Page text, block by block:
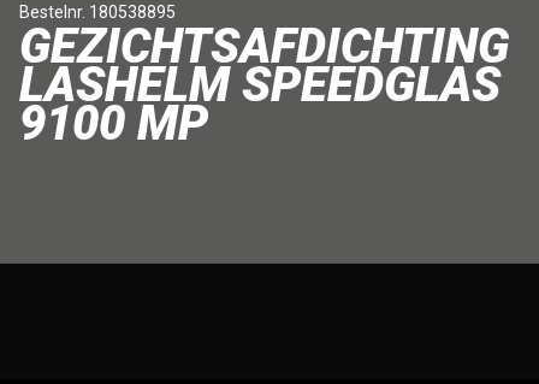
Bestelnr. 180538895
GEZICHTSAFDICHTING
LASHELM SPEEDGLAS
9100 MP